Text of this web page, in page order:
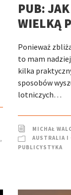
,
PUB:
WIELKĄ
Ponieważ
to mam
kilka
sposobów
lotniczych…
MICHAŁ
AUSTRALIA I
PUBLICYSTYKA